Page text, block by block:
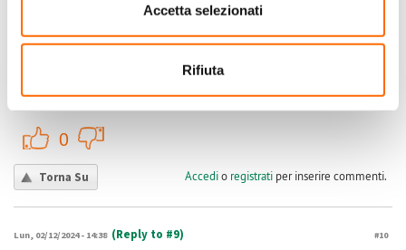
Accetta selezionati
Rifiuta
immessa. L' impianto è stato realizzato con super bonus
110%. Qualcuno sa dirmi se è normale e in caso non lo sia,
Submitted by Eugenio Truglio on Sab, 30/11/2024 - 11:41
0
Torna Su Accedio registratiper inserire commenti.
Lun, 02/12/2024 - 14:38 (Reply to #9) #10